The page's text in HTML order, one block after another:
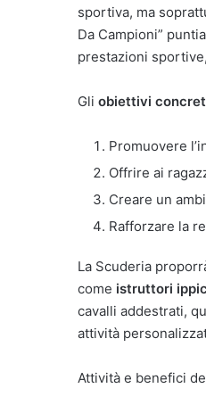
sportiva, ma
Da Campioni”
prestazioni
Gli obiettivi
Promuovere
Offrire ai
Creare un
Rafforzare la
La Scuderia
come istruttori
cavalli addestrati,
attività
Attività e benefici